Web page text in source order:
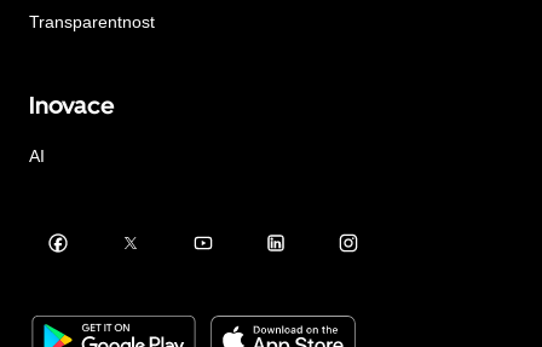
Transparentnost
Inovace
AI